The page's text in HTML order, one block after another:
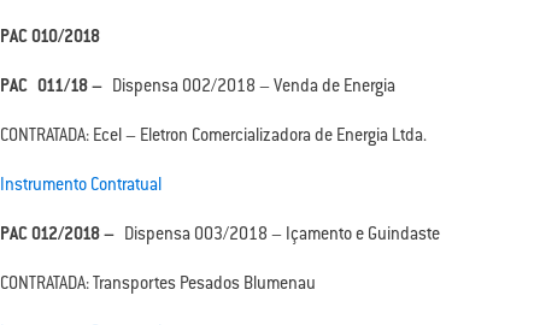
PAC 010/2018
PAC 011/18 – Dispensa 002/2018 – Venda de Energia
CONTRATADA: Ecel – Eletron Comercializadora de Energia Ltda.
Instrumento Contratual
PAC 012/2018 – Dispensa 003/2018 – Içamento e Guindaste
CONTRATADA: Transportes Pesados Blumenau